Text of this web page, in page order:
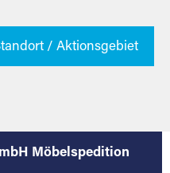
/ Aktionsgebiet
Möbelspedition